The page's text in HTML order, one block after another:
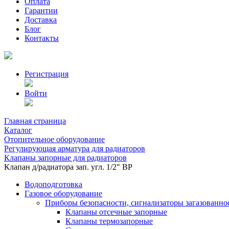
Гарантии
Доставка
Блог
Контакты
Регистрация
Войти
Главная страница
Каталог
Отопительное оборудование
Регулирующая арматура для радиаторов
Клапаны запорные для радиаторов
Клапан д/радиатора зап. угл. 1/2" BP
Водоподготовка
Газовое оборудование
Приборы безопасности, сигнализаторы
Клапаны отсечные запорные
Клапаны термозапорные